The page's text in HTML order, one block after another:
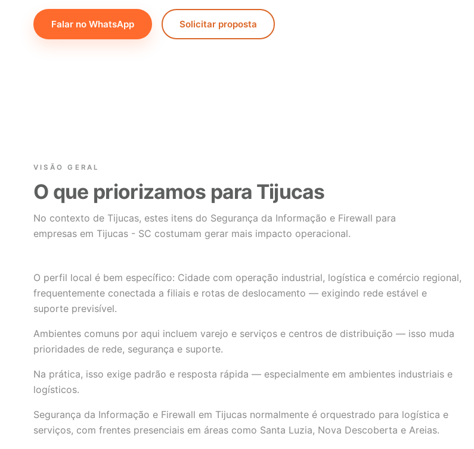
Falar no WhatsApp Solicitar proposta
VISÃO GERAL
O que priorizamos para Tijucas
No contexto de Tijucas, estes itens do Segurança da Informação e Firewall para
empresas em Tijucas - SC costumam gerar mais impacto operacional.
O perfil local é bem específico: Cidade com operação industrial, logística e comércio regional,
frequentemente conectada a filiais e rotas de deslocamento — exigindo rede estável e
suporte previsível.
Ambientes comuns por aqui incluem varejo e serviços e centros de distribuição — isso muda
prioridades de rede, segurança e suporte.
Na prática, isso exige padrão e resposta rápida — especialmente em ambientes industriais e
logísticos.
Segurança da Informação e Firewall em Tijucas normalmente é orquestrado para logística e
serviços, com frentes presenciais em áreas como Santa Luzia, Nova Descoberta e Areias.